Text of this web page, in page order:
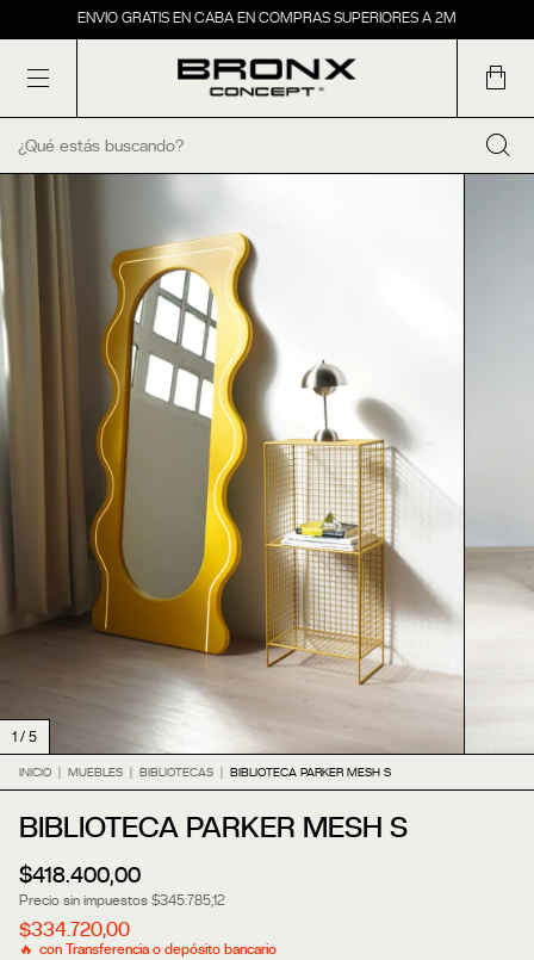
ENVIO GRATIS EN CABA EN COMPRAS SUPERIORES A 2M
1 / 5
INICIO MUEBLES BIBLIOTECAS BIBLIOTECA PARKER MESH S
BIBLIOTECA PARKER MESH S
$418.400,00
Precio sin impuestos $345.785,12
$334.720,00
con Transferencia o depósito bancario